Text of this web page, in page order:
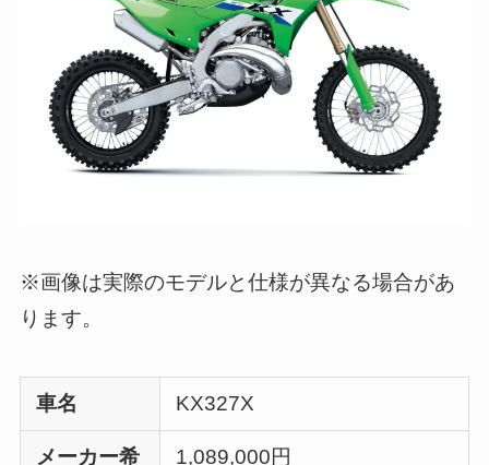
※画像は実際のモデルと仕様が異なる場合があ
ります。
車名 KX327X
メーカー希
1,089,000円